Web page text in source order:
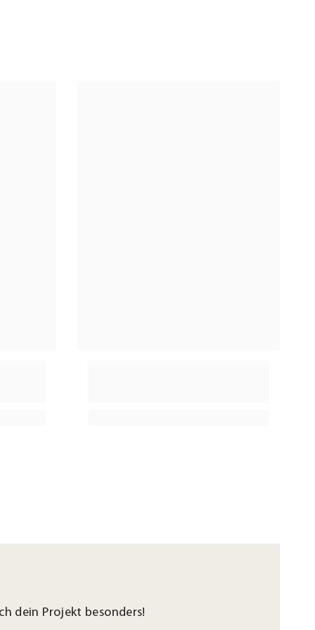
dein Projekt besonders!